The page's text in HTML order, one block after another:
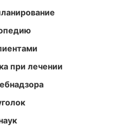
при лечении